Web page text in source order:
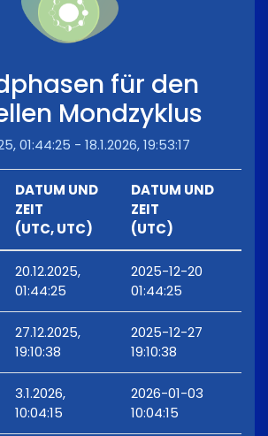
für den
Mondzyklus
01:44:25 - 18.1.2026, 19:53:17
DATUM UND
ZEIT
(UTC, UTC)
DATUM UND
ZEIT
(UTC)
20.12.2025,
01:44:25
2025-12-20
01:44:25
27.12.2025,
19:10:38
2025-12-27
19:10:38
3.1.2026,
10:04:15
2026-01-03
10:04:15